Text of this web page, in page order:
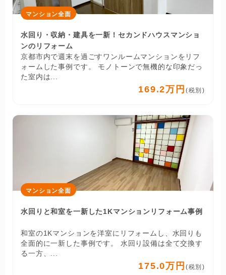
マンション全面
水回り・収納・建具を一新！セカンドハウスマンショ
ンのリフォーム
京都市内で週末を過ごすワンルームマンションをリフ
ォームした事例です。 モノトーンで無機的な印象だっ
た室内は...
169.2万円 (税別)
マンション全面
水回りと和室を一新した1Kマンションリフォーム事例
和室の1Kマンションを洋室にリフォームし、水回りも
全面的に一新した事例です。 水回り設備は全て交換す
る一方、...
175.0万円 (税別)